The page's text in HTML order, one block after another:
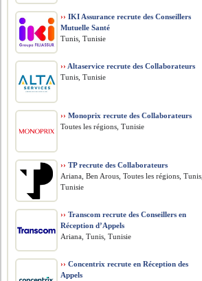
›› IKI Assurance recrute des Conseillers
Mutuelle Santé
Tunis, Tunisie
›› Altaservice recrute des Collaborateurs
Tunis, Tunisie
›› Monoprix recrute des Collaborateurs
Toutes les régions, Tunisie
›› TP recrute des Collaborateurs
Ariana, Ben Arous, Toutes les régions, Tunis,
Tunisie
›› Transcom recrute des Conseillers en
Réception d’Appels
Ariana, Tunis, Tunisie
›› Concentrix recrute en Réception des
Appels